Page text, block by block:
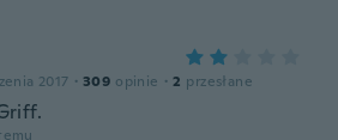
2017 · 309 opinie · 2 przesłane